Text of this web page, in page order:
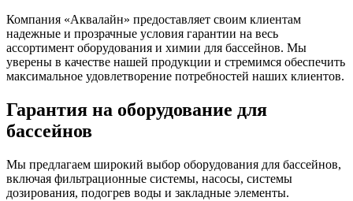
Компания «Аквалайн» предоставляет своим клиентам
надежные и прозрачные условия гарантии на весь
ассортимент оборудования и химии для бассейнов. Мы
уверены в качестве нашей продукции и стремимся обеспечить
максимальное удовлетворение потребностей наших клиентов.
Гарантия на оборудование для
бассейнов
Мы предлагаем широкий выбор оборудования для бассейнов,
включая фильтрационные системы, насосы, системы
дозирования, подогрев воды и закладные элементы.